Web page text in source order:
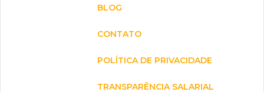
BLOG
CONTATO
POLÍTICA DE PRIVACIDADE
TRANSPARÊNCIA SALARIAL